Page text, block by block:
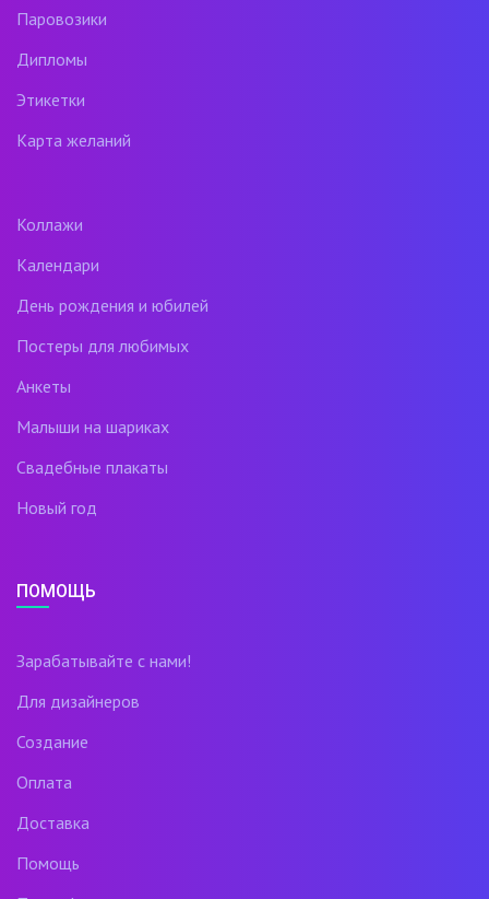
Паровозики
Дипломы
Этикетки
Карта желаний
Коллажи
Календари
День рождения и юбилей
Постеры для любимых
Анкеты
Малыши на шариках
Свадебные плакаты
Новый год
ПОМОЩЬ
Зарабатывайте с нами!
Для дизайнеров
Создание
Оплата
Доставка
Помощь